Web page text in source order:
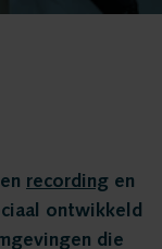
recording en
ontwikkeld
die